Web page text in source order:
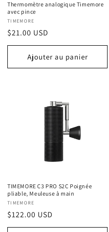
Thermomètre analogique Timemore
avec pince
Fournisseur :
TIMEMORE
Prix
habituel
$21.00 USD
Ajouter au panier
TIMEMORE C3 PRO S2C Poignée
pliable, Meuleuse à main
Fournisseur :
TIMEMORE
Prix
habituel
$122.00 USD